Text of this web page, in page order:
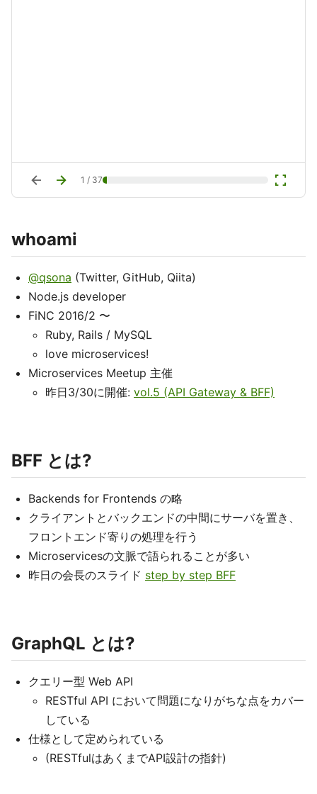
arrow_back arrow_forward 1 / 37 fullscreen
whoami
@qsona (Twitter, GitHub, Qiita)
Node.js developer
FiNC 2016/2 〜
Ruby, Rails / MySQL
love microservices!
Microservices Meetup 主催
昨日3/30に開催: vol.5 (API Gateway & BFF)
BFF とは?
Backends for Frontends の略
クライアントとバックエンドの中間にサーバを置き、
フロントエンド寄りの処理を行う
Microservicesの文脈で語られることが多い
昨日の会長のスライド step by step BFF
GraphQL とは?
クエリー型 Web API
RESTful API において問題になりがちな点をカバー
している
仕様として定められている
(RESTfulはあくまでAPI設計の指針)